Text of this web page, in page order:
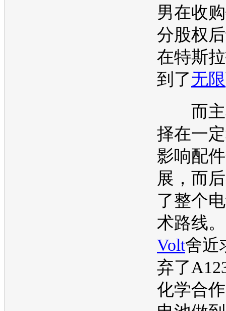
男在收
分股权
在特斯
到了无限
而主
择在一
影响配
展，而
了整个
术路线。
Volt舍近
弃了
化学合